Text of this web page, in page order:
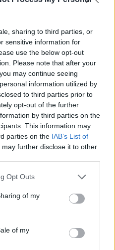
sharing to third parties, or
sensitive information for
use the below opt-out
Please note that after your
may continue seeing
information utilized by
to third parties prior to
opt-out of the further
by third parties on the
This information may
parties on the IAB’s List of
may further disclose it to other
Opt Outs
of my
of my
Γραμματεία για την
και εγκλωβισμένα.
ενημέρωση, έχει
διαχείρισης